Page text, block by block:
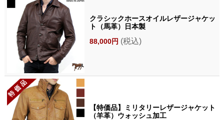
クラシックホースオイルレザージャケッ
ト（馬革）日本製
88,000円 (税込)
【特価品】ミリタリーレザージャケット
（羊革）ウォッシュ加工